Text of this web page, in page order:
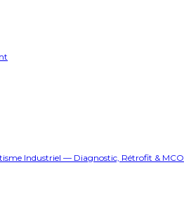
Industriel — Diagnostic, Rétrofit & MCO